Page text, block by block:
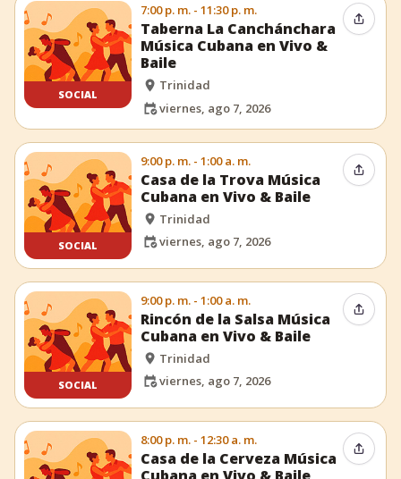
SOCIAL
7:00 p. m. - 11:30 p. m.
Taberna La Canchánchara
Música Cubana en Vivo &
Baile
Trinidad
viernes, ago 7, 2026
SOCIAL
9:00 p. m. - 1:00 a. m.
Casa de la Trova Música
Cubana en Vivo & Baile
Trinidad
viernes, ago 7, 2026
SOCIAL
9:00 p. m. - 1:00 a. m.
Rincón de la Salsa Música
Cubana en Vivo & Baile
Trinidad
viernes, ago 7, 2026
8:00 p. m. - 12:30 a. m.
Casa de la Cerveza Música
Cubana en Vivo & Baile